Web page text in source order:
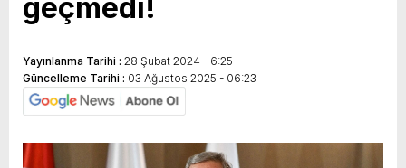
geçmedi!
Yayınlanma Tarihi : 28 Şubat 2024 - 6:25
Güncelleme Tarihi : 03 Ağustos 2025 - 06:23